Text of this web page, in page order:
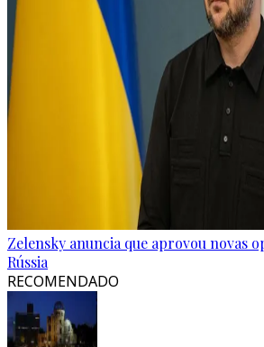
Zelensky anuncia que aprovou novas
Rússia
RECOMENDADO